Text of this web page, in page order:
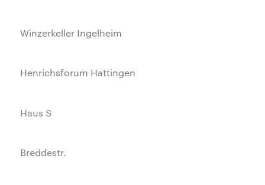
Winzerkeller Ingelheim
Henrichsforum Hattingen
Haus S
Breddestr.